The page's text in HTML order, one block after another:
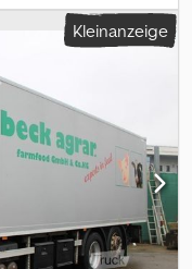
mm, Farbe:Schwarz,
, Emissionsklasse:
Klimaanlage,
Tempomat,
Irrtum und
einer Fremdwährung
ist die Währung des
OM471, R6, 12,8 l,
Engine Brake,
luftgefedert,
Kleinanzeige